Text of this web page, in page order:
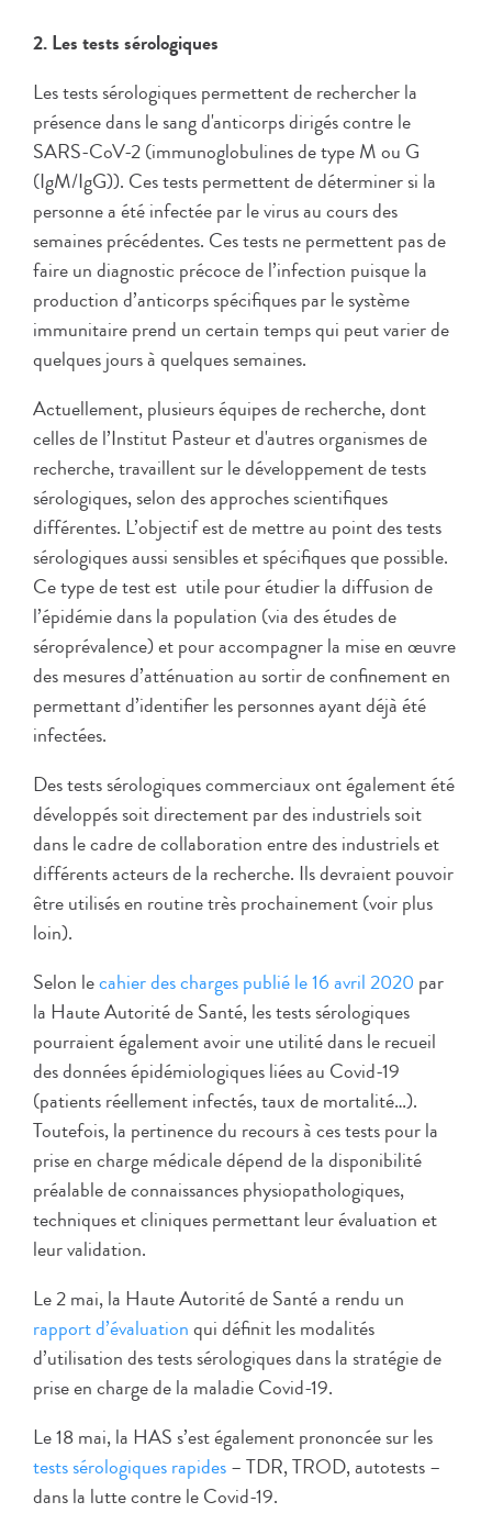
2. Les tests sérologiques
Les tests sérologiques permettent de rechercher la
présence dans le sang d'anticorps dirigés contre le
SARS-CoV-2 (immunoglobulines de type M ou G
(IgM/IgG)). Ces tests permettent de déterminer si la
personne a été infectée par le virus au cours des
semaines précédentes. Ces tests ne permettent pas de
faire un diagnostic précoce de l’infection puisque la
production d’anticorps spécifiques par le système
immunitaire prend un certain temps qui peut varier de
quelques jours à quelques semaines.
Actuellement, plusieurs équipes de recherche, dont
celles de l’Institut Pasteur et d'autres organismes de
recherche, travaillent sur le développement de tests
sérologiques, selon des approches scientifiques
différentes. L’objectif est de mettre au point des tests
sérologiques aussi sensibles et spécifiques que possible.
Ce type de test est utile pour étudier la diffusion de
l’épidémie dans la population (via des études de
séroprévalence) et pour accompagner la mise en œuvre
des mesures d’atténuation au sortir de confinement en
permettant d’identifier les personnes ayant déjà été
infectées.
Des tests sérologiques commerciaux ont également été
développés soit directement par des industriels soit
dans le cadre de collaboration entre des industriels et
différents acteurs de la recherche. Ils devraient pouvoir
être utilisés en routine très prochainement (voir plus
loin).
Selon lecahier des charges publié le 16 avril 2020 par
la Haute Autorité de Santé, les tests sérologiques
pourraient également avoir une utilité dans le recueil
des données épidémiologiques liées au Covid-19
(patients réellement infectés, taux de mortalité…).
Toutefois, la pertinence du recours à ces tests pour la
prise en charge médicale dépend de la disponibilité
préalable de connaissances physiopathologiques,
techniques et cliniques permettant leur évaluation et
leur validation.
Le 2 mai, la Haute Autorité de Santé a rendu un
rapport d’évaluationqui définit les modalités
d’utilisation des tests sérologiques dans la stratégie de
prise en charge de la maladie Covid-19.
Le 18 mai, la HAS s’est également prononcée sur les
tests sérologiques rapides– TDR, TROD, autotests –
dans la lutte contre le Covid-19.